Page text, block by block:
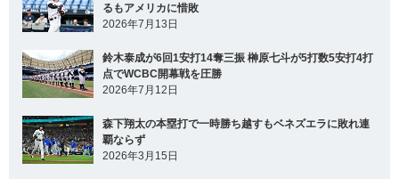
るもアメリカに惜敗
2026年7月13日
鈴木泰成が6回1安打14奪三振 榊原七斗が5打数5安打4打
点でWCBC開幕戦を圧勝
2026年7月12日
森下翔太の本塁打で一時勝ち越すもベネズエラに敗れ連
覇ならず
2026年3月15日